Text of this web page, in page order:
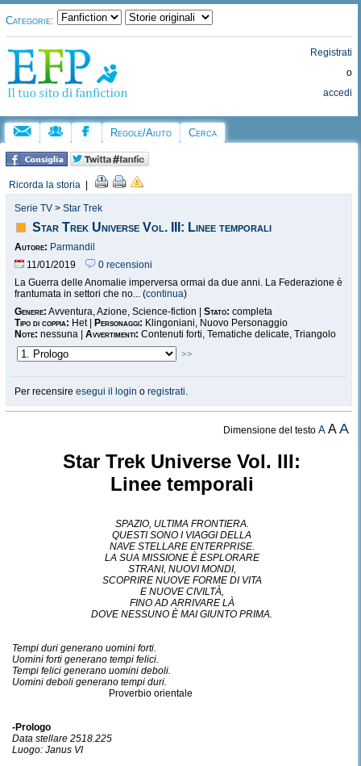
Categorie:
Registrati
o
accedi
Regole/Aiuto Cerca
Ricorda la storia
Serie TV > Star Trek
Star Trek Universe Vol. III: Linee temporali
Autore: Parmandil
11/01/2019
0 recensioni
La Guerra delle Anomalie imperversa ormai da due anni. La Federazione è
frantumata in settori che no... (continua)
Genere: Avventura, Azione, Science-fiction | Stato: completa
Tipo di coppia: Het | Personaggi: Klingoniani, Nuovo Personaggio
Note: nessuna | Avvertimenti: Contenuti forti, Tematiche delicate, Triangolo
>>
Per recensire esegui il login o registrati.
Dimensione del testoA AA
Star Trek Universe Vol. III:
Linee temporali
SPAZIO, ULTIMA FRONTIERA.
QUESTI SONO I VIAGGI DELLA
NAVE STELLARE ENTERPRISE.
LA SUA MISSIONE È ESPLORARE
STRANI, NUOVI MONDI,
SCOPRIRE NUOVE FORME DI VITA
E NUOVE CIVILTÀ,
FINO AD ARRIVARE LÀ
DOVE NESSUNO È MAI GIUNTO PRIMA.
Tempi duri generano uomini forti.
Uomini forti generano tempi felici.
Tempi felici generano uomini deboli.
Uomini deboli generano tempi duri.
Proverbio orientale
-Prologo
Data stellare 2518.225
Luogo: Janus VI